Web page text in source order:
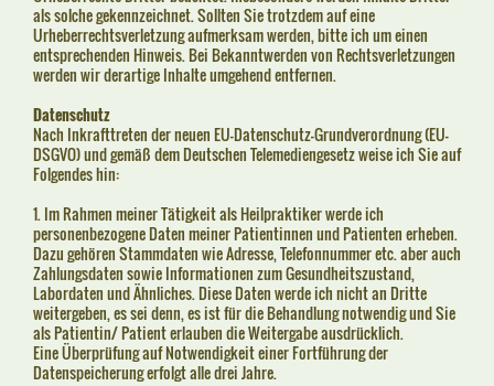
als solche gekennzeichnet. Sollten Sie trotzdem auf eine
Urheberrechtsverletzung aufmerksam werden, bitte ich um einen
entsprechenden Hinweis. Bei Bekanntwerden von Rechtsverletzungen
werden wir derartige Inhalte umgehend entfernen.
Datenschutz
Nach Inkrafttreten der neuen EU-Datenschutz-Grundverordnung (EU-
DSGVO)und gemäß dem Deutschen Telemediengesetz weise ich Sie auf
Folgendes hin:
1. Im Rahmen meiner Tätigkeit als Heilpraktiker werde ich
personenbezogeneDaten meiner Patientinnen und Patienten erheben.
Dazu gehören Stammdaten wie Adresse, Telefonnummer etc. aber auch
Zahlungsdaten sowie Informationen zum Gesundheitszustand,
Labordaten und Ähnliches.Diese Daten werde ich nicht an Dritte
weitergeben, es sei denn, es ist für die Behandlung notwendig und Sie
als Patientin/ Patient erlauben die Weitergabe ausdrücklich.
Eine Überprüfung auf Notwendigkeit einer Fortführung der
Datenspeicherung erfolgt alle drei Jahre.